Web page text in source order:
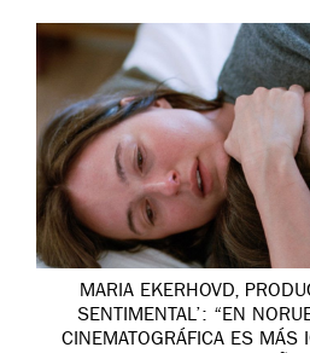
MARIA EKERHOVD,
SENTIMENTAL’: “EN
CINEMATOGRÁFICA ES MÁS